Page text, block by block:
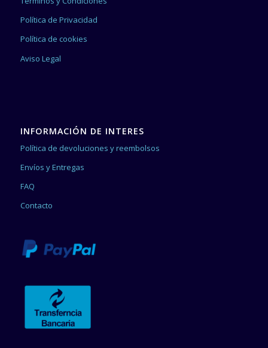
Política de Privacidad
Política de cookies
Aviso Legal
INFORMACIÓN DE INTERES
Política de devoluciones y reembolsos
Envíos y Entregas
FAQ
Contacto